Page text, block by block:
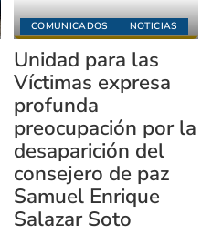
COMUNICADOS NOTICIAS
Unidad para las
Víctimas expresa
profunda
preocupación por la
desaparición del
consejero de paz
Samuel Enrique
Salazar Soto